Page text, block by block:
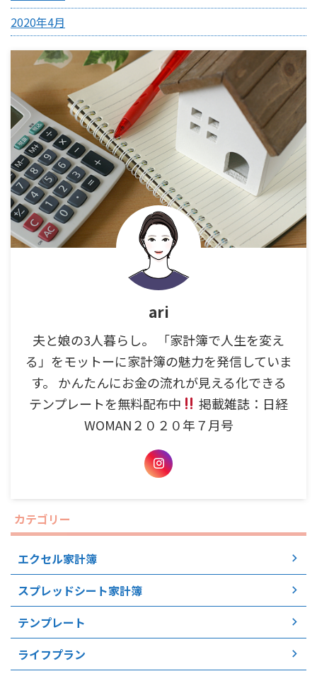
2020年4月
ari
夫と娘の3人暮らし。 「家計簿で人生を変え
る」をモットーに家計簿の魅力を発信していま
す。 かんたんにお金の流れが見える化できる
テンプレートを無料配布中
掲載雑誌：日経
WOMAN２０２０年７月号
カテゴリー
エクセル家計簿
スプレッドシート家計簿
テンプレート
ライフプラン